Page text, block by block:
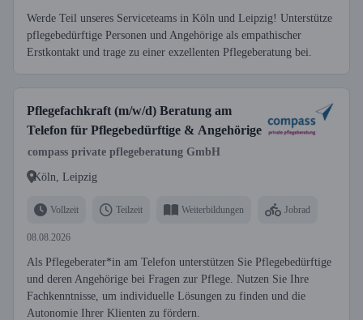
Werde Teil unseres Serviceteams in Köln und Leipzig! Unterstütze
pflegebedürftige Personen und Angehörige als empathischer
Erstkontakt und trage zu einer exzellenten Pflegeberatung bei.
Pflegefachkraft (m/w/d) Beratung am
Telefon für Pflegebedürftige & Angehörige
compass private pflegeberatung GmbH
Köln, Leipzig
Vollzeit Teilzeit Weiterbildungen Jobrad
08.08.2026
Als Pflegeberater*in am Telefon unterstützen Sie Pflegebedürftige
und deren Angehörige bei Fragen zur Pflege. Nutzen Sie Ihre
Fachkenntnisse, um individuelle Lösungen zu finden und die
Autonomie Ihrer Klienten zu fördern.